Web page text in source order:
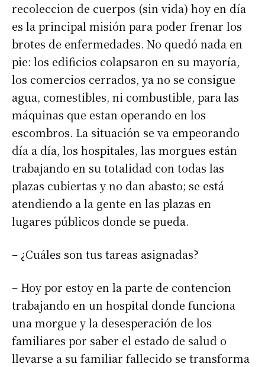
recoleccion de cuerpos (sin vida) hoy en día
es la principal misión para poder frenar los
brotes de enfermedades. No quedó nada en
pie: los edificios colapsaron en su mayoría,
los comercios cerrados, ya no se consigue
agua, comestibles, ni combustible, para las
máquinas que estan operando en los
escombros. La situación se va empeorando
día a día, los hospitales, las morgues están
trabajando en su totalidad con todas las
plazas cubiertas y no dan abasto; se está
atendiendo a la gente en las plazas en
lugares públicos donde se pueda.
– ¿Cuáles son tus tareas asignadas?
– Hoy por estoy en la parte de contencion
trabajando en un hospital donde funciona
una morgue y la desesperación de los
familiares por saber el estado de salud o
llevarse a su familiar fallecido se transforma